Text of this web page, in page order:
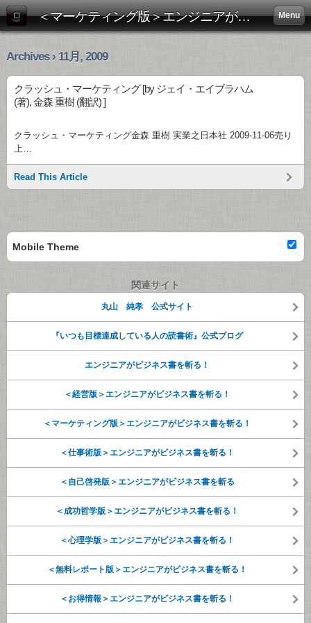
＜マーケティング版＞エンジニアがビジネス書を斬る！: Menu
Archives › 11月, 2009
クラッシュ・マーケティング [by ジェイ・エイブラハム
(著), 金森 重樹 (翻訳) ]
クラッシュ・マーケティング金森 重樹 実業之日本社 2009-11-06売り
上…
Read This Article
Mobile Theme
関連サイト
丸山 純孝 公式サイト
『いつも目標達成している人の読書術』公式ブログ
エンジニアがビジネス書を斬る！
＜経営版＞エンジニアがビジネス書を斬る！
＜マーケティング版＞エンジニアがビジネス書を斬る！
＜仕事術版＞エンジニアがビジネス書を斬る！
＜自己啓発版＞エンジニアがビジネス書を斬る
＜成功哲学版＞エンジニアがビジネス書を斬る！
＜心理学版＞エンジニアがビジネス書を斬る！
＜無料レポート版＞エンジニアがビジネス書を斬る！
＜お得情報＞エンジニアがビジネス書を斬る！